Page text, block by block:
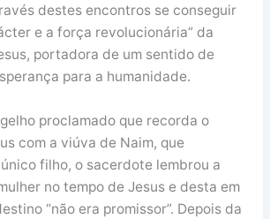
destes encontros se conseguir
e a força revolucionária” da
portadora de um sentido de
para a humanidade.
proclamado que recorda o
com a viúva de Naim, que
filho, o sacerdote lembrou a
no tempo de Jesus e desta em
“não era promissor”. Depois da